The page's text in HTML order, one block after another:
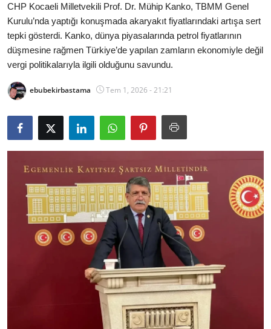
Toplum ve Yaşam
Sivil Toplum Kuruluşları
Kamu Kurumları ve Üst Kurullar
Resmi Reklamlar
CHP Kocaeli Milletvekili Prof. Dr. Mühip Kanko, TBMM Genel
Kurulu’nda yaptığı konuşmada akaryakıt fiyatlarındaki artışa sert
tepki gösterdi. Kanko, dünya piyasalarında petrol fiyatlarının
düşmesine rağmen Türkiye’de yapılan zamların ekonomiyle değil
vergi politikalarıyla ilgili olduğunu savundu.
ebubekirbastama Tem 1, 2026 - 21:21